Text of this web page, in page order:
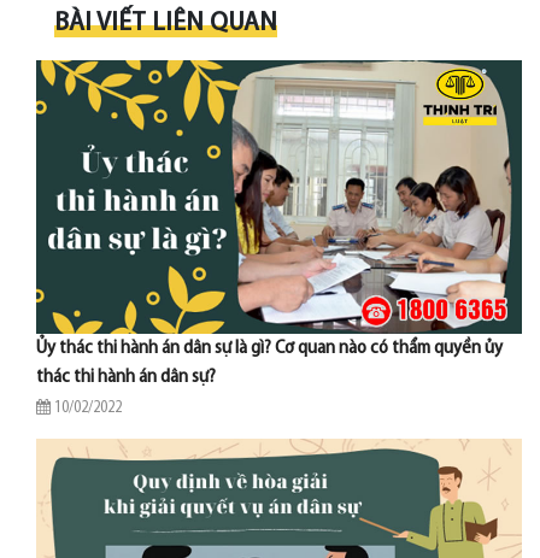
BÀI VIẾT LIÊN QUAN
Ủy thác thi hành án dân sự là gì? Cơ quan nào có thẩm quyền ủy
thác thi hành án dân sự?
10/02/2022